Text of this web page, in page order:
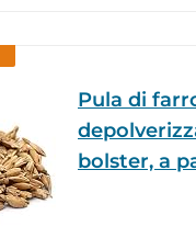
Pula di
bolster, a